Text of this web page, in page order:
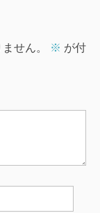
せん。 ※ が付